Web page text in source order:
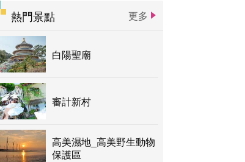
台中活動
賞花專區
熱門景點 更多
白陽聖廟
審計新村
高美濕地_高美野生動物
保護區